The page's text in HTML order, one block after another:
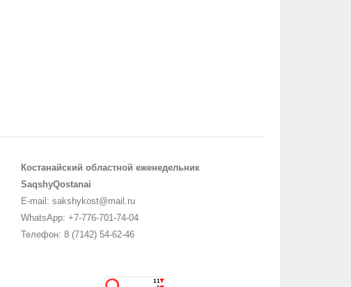
Костанайский областной еженедельник
SaqshyQostanai
E-mail: sakshykost@mail.ru
WhatsApp: +7-776-701-74-04
Телефон: 8 (7142) 54-62-46